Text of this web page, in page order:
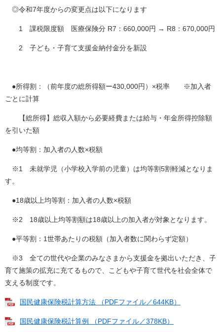
◎令和7年度からの変更点は以下になります
1 課税限度額 医療保険分 R7：660,000円 → R8： 670,000円
2 子ども・子育て支援金納付金分を新設
●所得割：（前年度の総所得額ー430,000円）×税率 ※加入者
ごとに計算
【総所得】総収入額から必要経費または給与・年金所得控除額
を引いた額
●均等割：加入者の人数×税額
※1 未就学児（小学校入学前の児童）は均等割5割軽減となりま
す。
●18歳以上均等割：加入者の人数×税額
※2 18歳以上均等割額は18歳以上の加入者が対象となります。
●平等割：1世帯あたりの税額（加入者数に関わらず定額）
※3 全ての世代や企業のみなさまから支援金を拠出いただき、子
育て施策の拡充に充てるもので、こどもや子育て世代を社会全体で
支える制度です。
国民健康保険税計算方法 （PDFファイル／644KB）
国民健康保険税計算例 （PDFファイル／378KB）